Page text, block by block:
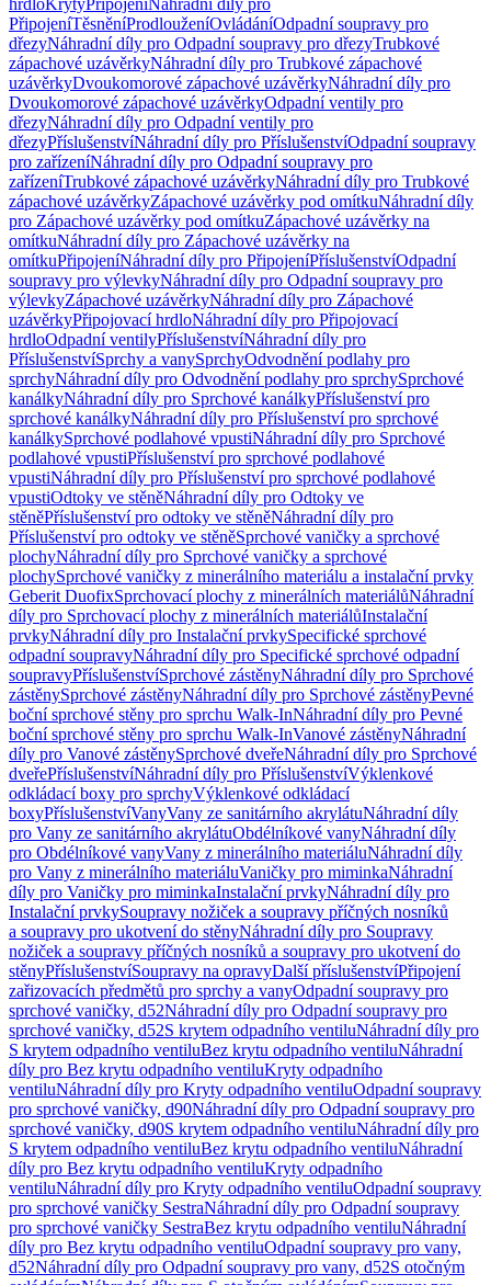
hrdloKrytyPřipojeníNáhradní díly pro
PřipojeníTěsněníProdlouženíOvládáníOdpadní soupravy pro
dřezyNáhradní díly pro Odpadní soupravy pro dřezyTrubkové
zápachové uzávěrkyNáhradní díly pro Trubkové zápachové
uzávěrkyDvoukomorové zápachové uzávěrkyNáhradní díly pro
Dvoukomorové zápachové uzávěrkyOdpadní ventily pro
dřezyNáhradní díly pro Odpadní ventily pro
dřezyPříslušenstvíNáhradní díly pro PříslušenstvíOdpadní soupravy
pro zařízeníNáhradní díly pro Odpadní soupravy pro
zařízeníTrubkové zápachové uzávěrkyNáhradní díly pro Trubkové
zápachové uzávěrkyZápachové uzávěrky pod omítkuNáhradní díly
pro Zápachové uzávěrky pod omítkuZápachové uzávěrky na
omítkuNáhradní díly pro Zápachové uzávěrky na
omítkuPřipojeníNáhradní díly pro PřipojeníPříslušenstvíOdpadní
soupravy pro výlevkyNáhradní díly pro Odpadní soupravy pro
výlevkyZápachové uzávěrkyNáhradní díly pro Zápachové
uzávěrkyPřipojovací hrdloNáhradní díly pro Připojovací
hrdloOdpadní ventilyPříslušenstvíNáhradní díly pro
PříslušenstvíSprchy a vanySprchyOdvodnění podlahy pro
sprchyNáhradní díly pro Odvodnění podlahy pro sprchySprchové
kanálkyNáhradní díly pro Sprchové kanálkyPříslušenství pro
sprchové kanálkyNáhradní díly pro Příslušenství pro sprchové
kanálkySprchové podlahové vpustiNáhradní díly pro Sprchové
podlahové vpustiPříslušenství pro sprchové podlahové
vpustiNáhradní díly pro Příslušenství pro sprchové podlahové
vpustiOdtoky ve stěněNáhradní díly pro Odtoky ve
stěněPříslušenství pro odtoky ve stěněNáhradní díly pro
Příslušenství pro odtoky ve stěněSprchové vaničky a sprchové
plochyNáhradní díly pro Sprchové vaničky a sprchové
plochySprchové vaničky z minerálního materiálu a instalační prvky
Geberit DuofixSprchovací plochy z minerálních materiálůNáhradní
díly pro Sprchovací plochy z minerálních materiálůInstalační
prvkyNáhradní díly pro Instalační prvkySpecifické sprchové
odpadní soupravyNáhradní díly pro Specifické sprchové odpadní
soupravyPříslušenstvíSprchové zástěnyNáhradní díly pro Sprchové
zástěnySprchové zástěnyNáhradní díly pro Sprchové zástěnyPevné
boční sprchové stěny pro sprchu Walk-InNáhradní díly pro Pevné
boční sprchové stěny pro sprchu Walk-InVanové zástěnyNáhradní
díly pro Vanové zástěnySprchové dveřeNáhradní díly pro Sprchové
dveřePříslušenstvíNáhradní díly pro PříslušenstvíVýklenkové
odkládací boxy pro sprchyVýklenkové odkládací
boxyPříslušenstvíVanyVany ze sanitárního akrylátuNáhradní díly
pro Vany ze sanitárního akrylátuObdélníkové vanyNáhradní díly
pro Obdélníkové vanyVany z minerálního materiáluNáhradní díly
pro Vany z minerálního materiáluVaničky pro miminkaNáhradní
díly pro Vaničky pro miminkaInstalační prvkyNáhradní díly pro
Instalační prvkySoupravy nožiček a soupravy příčných nosníků
a soupravy pro ukotvení do stěnyNáhradní díly pro Soupravy
nožiček a soupravy příčných nosníků a soupravy pro ukotvení do
stěnyPříslušenstvíSoupravy na opravyDalší příslušenstvíPřipojení
zařizovacích předmětů pro sprchy a vanyOdpadní soupravy pro
sprchové vaničky, d52Náhradní díly pro Odpadní soupravy pro
sprchové vaničky, d52S krytem odpadního ventiluNáhradní díly pro
S krytem odpadního ventiluBez krytu odpadního ventiluNáhradní
díly pro Bez krytu odpadního ventiluKryty odpadního
ventiluNáhradní díly pro Kryty odpadního ventiluOdpadní soupravy
pro sprchové vaničky, d90Náhradní díly pro Odpadní soupravy pro
sprchové vaničky, d90S krytem odpadního ventiluNáhradní díly pro
S krytem odpadního ventiluBez krytu odpadního ventiluNáhradní
díly pro Bez krytu odpadního ventiluKryty odpadního
ventiluNáhradní díly pro Kryty odpadního ventiluOdpadní soupravy
pro sprchové vaničky SestraNáhradní díly pro Odpadní soupravy
pro sprchové vaničky SestraBez krytu odpadního ventiluNáhradní
díly pro Bez krytu odpadního ventiluOdpadní soupravy pro vany,
d52Náhradní díly pro Odpadní soupravy pro vany, d52S otočným